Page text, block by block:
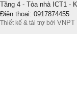
Tầng 4 - Tòa nhà ICT1 -
Điện thoại: 0917874455
Thiết kế & tài trợ bởi VNPT